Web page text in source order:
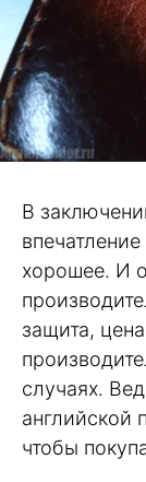
В
хорошее. И
защита,
случаях.
английской
чтобы